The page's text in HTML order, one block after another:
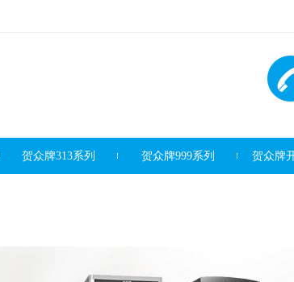
贺众牌313系列 贺众牌999系列 贺众牌